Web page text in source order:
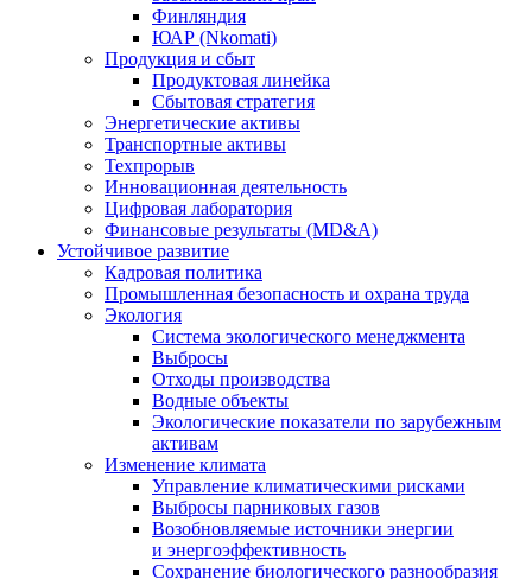
Финляндия
ЮАР (Nkomati)
Продукция и сбыт
Продуктовая линейка
Сбытовая стратегия
Энергетические активы
Транспортные активы
Техпрорыв
Инновационная деятельность
Цифровая лаборатория
Финансовые результаты (MD&A)
Устойчивое развитие
Кадровая политика
Промышленная безопасность и охрана труда
Экология
Система экологического менеджмента
Выбросы
Отходы производства
Водные объекты
Экологические показатели по зарубежным
активам
Изменение климата
Управление климатическими рисками
Выбросы парниковых газов
Возобновляемые источники энергии
и энергоэффективность
Сохранение биологического разнообразия